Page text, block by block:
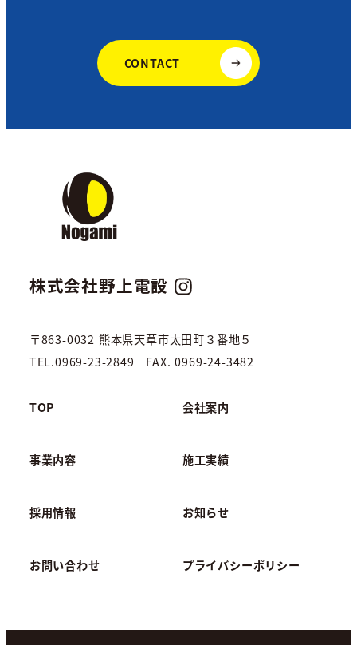
CONTACT
株式会社野上電設
〒863-0032 熊本県天草市太田町３番地５
TEL.0969-23-2849 FAX. 0969-24-3482
TOP 会社案内
事業内容 施工実績
採用情報 お知らせ
お問い合わせ プライバシーポリシー